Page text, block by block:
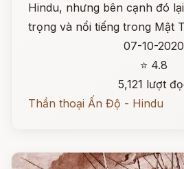
Hindu, nhưng bên cạnh đó
trọng và nổi tiếng trong Mật
07-10-2020
⭐ 4.8
5,121 lượt
Thần thoại Ấn Độ - Hindu